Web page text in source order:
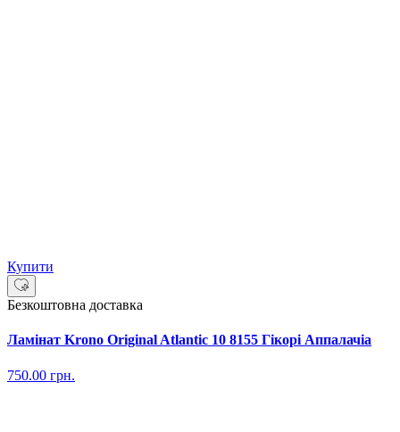
Купити
Безкоштовна доставка
Ламінат Krono Original Atlantic 10 8155 Гікорі Аппалачіа
750.00 грн.